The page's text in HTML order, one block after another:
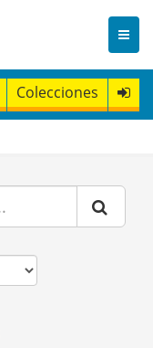
Colecciones